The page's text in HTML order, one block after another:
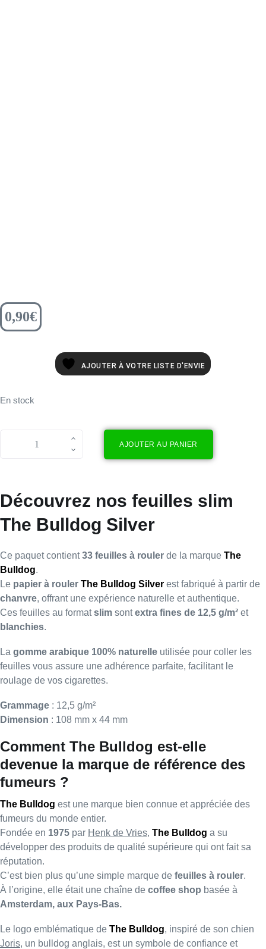
0,90€
AJOUTER À VOTRE LISTE D'ENVIE
En stock
AJOUTER AU PANIER
Découvrez nos feuilles slim
The Bulldog Silver
Ce paquet contient33 feuilles à rouler de la marque The
Bulldog.
Le papier à rouler The Bulldog Silver est fabriqué à partir de
chanvre, offrant une expérience naturelle et authentique.
Ces feuilles au formatslim sontextra fines de 12,5 g/m² et
blanchies.
La gomme arabique 100% naturelle utilisée pour coller les
feuilles vous assure une adhérence parfaite, facilitant le
roulage de vos cigarettes.
Grammage : 12,5 g/m²
Dimension : 108 mm x 44 mm
Comment The Bulldog est-elle
devenue la marque de référence des
fumeurs ?
The Bulldog est une marque bien connue et appréciée des
fumeurs du monde entier.
Fondée en 1975 par Henk de Vries, The Bulldog a su
développer des produits de qualité supérieure qui ont fait sa
réputation.
C’est bien plus qu’une simple marque de feuilles à rouler.
À l’origine, elle était une chaîne de coffee shop basée à
Amsterdam, aux Pays-Bas.
Le logo emblématique de The Bulldog, inspiré de son chien
Joris, un bulldog anglais, est un symbole de confiance et